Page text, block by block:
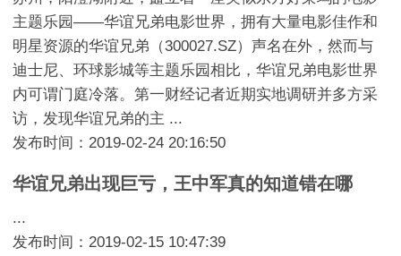
主题乐园——华谊兄弟电影世界，拥有大量电影佳作和
明星资源的华谊兄弟（300027.SZ）声名在外，然而与
迪士尼、环球影城等主题乐园相比，华谊兄弟电影世界
内可谓门庭冷落。第一财经记者近期实地调研并多方采
访，发现华谊兄弟的主 ...
发布时间：2019-02-24 20:16:50
华谊兄弟出现巨亏，王中军真的知道错在哪
...
发布时间：2019-02-15 10:47:39